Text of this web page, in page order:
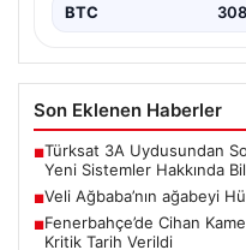
BTC
Son Eklenen Haberler
■Türksat 3A Uydusundan
Yeni Sistemler Hakkında
■Veli Ağbaba’nın ağabeyi
■Fenerbahçe’de Cihan
Kritik Tarih Verildi